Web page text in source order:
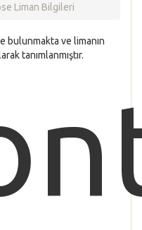
Liman Bilgileri
bulunmakta ve limanın
tanımlanmıştır.